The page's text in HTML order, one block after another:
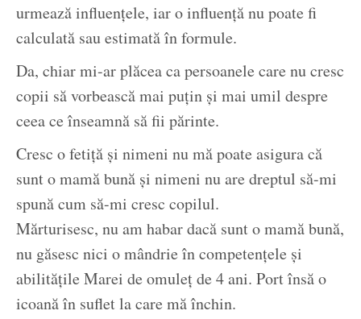
urmează influențele, iar o influență nu poate fi
calculată sau estimată în formule.
Da, chiar mi-ar plăcea ca persoanele care nu cresc
copii să vorbească mai puțin și mai umil despre
ceea ce înseamnă să fii părinte.
Cresc o fetiță și nimeni nu mă poate asigura că
sunt o mamă bună și nimeni nu are dreptul să-mi
spună cum să-mi cresc copilul.
Mărturisesc, nu am habar dacă sunt o mamă bună,
nu găsesc nici o mândrie în competențele și
abilitățile Marei de omuleț de 4 ani. Port însă o
icoană în suflet la care mă închin.